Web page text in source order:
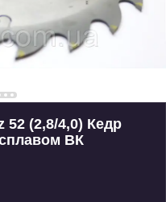
52 (2,8/4,0) Кедр
ВК